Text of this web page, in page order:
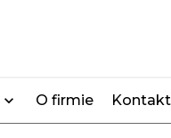
O firmie Kontakt